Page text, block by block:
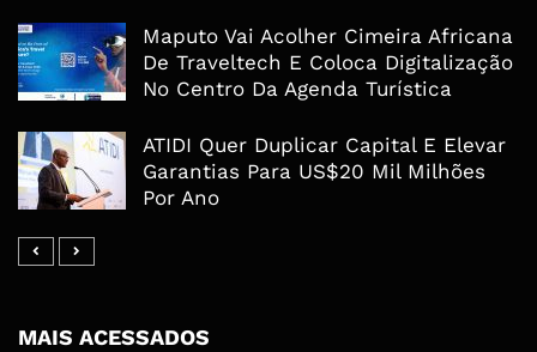
Maputo Vai Acolher Cimeira Africana
De Traveltech E Coloca Digitalização
No Centro Da Agenda Turística
ATIDI Quer Duplicar Capital E Elevar
Garantias Para US$20 Mil Milhões
Por Ano
MAIS ACESSADOS